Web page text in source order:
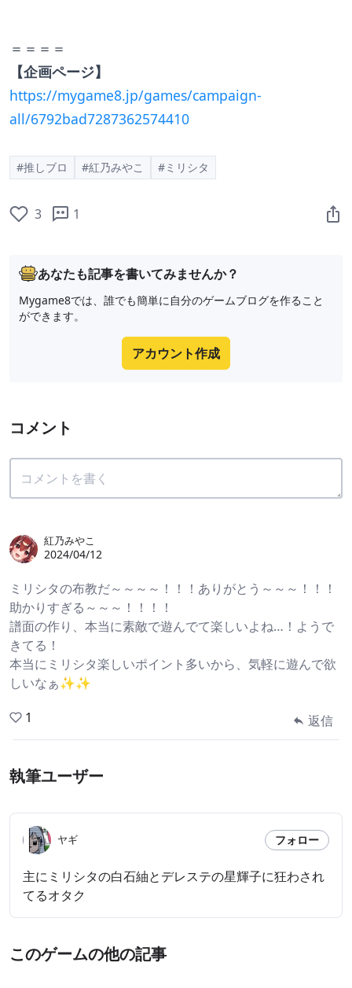
＝＝＝＝
【企画ページ】
https://mygame8.jp/games/campaign-
all/6792bad7287362574410
#推しブロ #紅乃みやこ #ミリシタ
3 1
あなたも記事を書いてみませんか？
Mygame8では、誰でも簡単に自分のゲームブログを作ること
ができます。
アカウント作成
コメント
紅乃みやこ
2024/04/12
ミリシタの布教だ～～～～！！！ありがとう～～～！！！
助かりすぎる～～～！！！！
譜面の作り、本当に素敵で遊んでて楽しいよね…！ようで
きてる！
本当にミリシタ楽しいポイント多いから、気軽に遊んで欲
しいなぁ✨✨
1
返信
執筆ユーザー
ヤギ フォロー
主にミリシタの白石紬とデレステの星輝子に狂わされ
てるオタク
このゲームの他の記事